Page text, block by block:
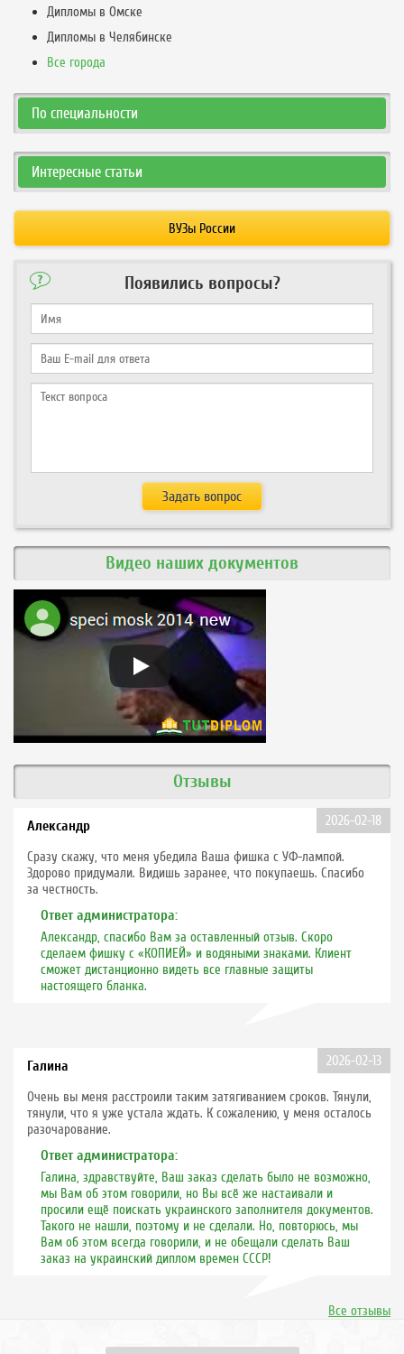
Дипломы в Омске
Дипломы в Челябинске
Все города
По специальности
Интересные статьи
ВУЗы России
Появились вопросы?
Видео наших документов
Отзывы
Александр 2026-02-18
Сразу скажу, что меня убедила Ваша фишка с УФ-лампой.
Здорово придумали. Видишь заранее, что покупаешь. Спасибо
за честность.
Ответ администратора:
Александр, спасибо Вам за оставленный отзыв. Скоро
сделаем фишку с «КОПИЕЙ» и водяными знаками. Клиент
сможет дистанционно видеть все главные защиты
настоящего бланка.
Галина 2026-02-13
Очень вы меня расстроили таким затягиванием сроков. Тянули,
тянули, что я уже устала ждать. К сожалению, у меня осталось
разочарование.
Ответ администратора:
Галина, здравствуйте, Ваш заказ сделать было не возможно,
мы Вам об этом говорили, но Вы всё же настаивали и
просили ещё поискать украинского заполнителя документов.
Такого не нашли, поэтому и не сделали. Но, повторюсь, мы
Вам об этом всегда говорили, и не обещали сделать Ваш
заказ на украинский диплом времен СССР!
Все отзывы